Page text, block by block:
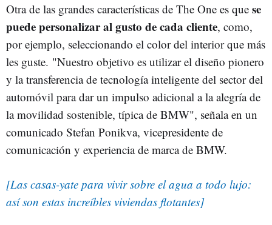
Otra de las grandes características de The One es que se
puede personalizar al gusto de cada cliente, como,
por ejemplo, seleccionando el color del interior que más
les guste. "Nuestro objetivo es utilizar el diseño pionero
y la transferencia de tecnología inteligente del sector del
automóvil para dar un impulso adicional a la alegría de
la movilidad sostenible, típica de BMW", señala en un
comunicado Stefan Ponikva, vicepresidente de
comunicación y experiencia de marca de BMW.
[Las casas-yate para vivir sobre el agua a todo lujo:
así son estas increíbles viviendas flotantes]